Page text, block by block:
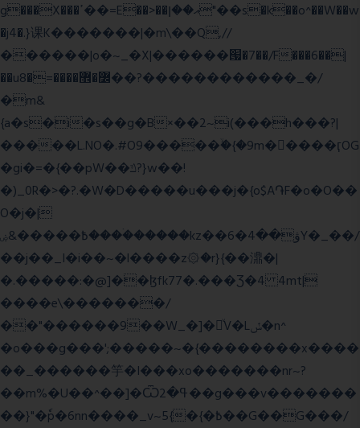
g���X���ߴ��=E��>��އ��ן"��s�k��o^��W��w
�j4�.}课K�������|�m\��Q,//
������|o�~_�X|������՗�7��/F���6��|
��u8�=����߼�޾��?������������_�/
�m&
{a�s�i�s��g�B×��2~i(���h���?|
�����L.NO�.#O9�����ۙ�{�9m��ً���ӷOG
�gi�=�{��pW��ݿ?}w��!
�)_0R�>�?.�W�D�����u���j�{o$A֏F�o�O��
O�j�|
߿�����&ۻ����ۛ�����kz��ۋ��4�6Y�_��/
��j��_I�i��~�l����z۞�r}{��濎�|
�.�����:�@]��ɮfk77�.���Ʒ�4 4mt|
����e\�������/
��"������9��W_�]�ͮV�Lݽ�n^
�o���g���';�����~�{��������x����
��_������竽�I���xo�������nr~?
��m%�U��^��]�Ѿߟ�2��g���v�������
��}"�ٗp�6nn����_v~5{�{�߿��G��G���/